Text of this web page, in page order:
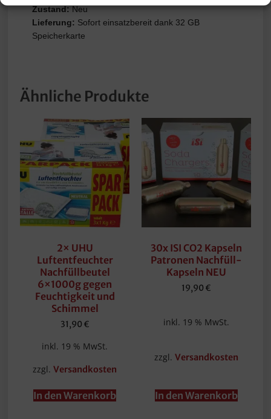
Zustand: Neu
Lieferung: Sofort einsatzbereit dank 32 GB
Speicherkarte
Ähnliche Produkte
2× UHU
Luftentfeuchter
Nachfüllbeutel
6×1000g gegen
Feuchtigkeit und
Schimmel
31,90 €
inkl. 19 % MwSt.
zzgl.Versandkosten
In den Warenkorb
30x ISI CO2 Kapseln
Patronen Nachfüll-
Kapseln NEU
19,90 €
inkl. 19 % MwSt.
zzgl. Versandkosten
In den Warenkorb